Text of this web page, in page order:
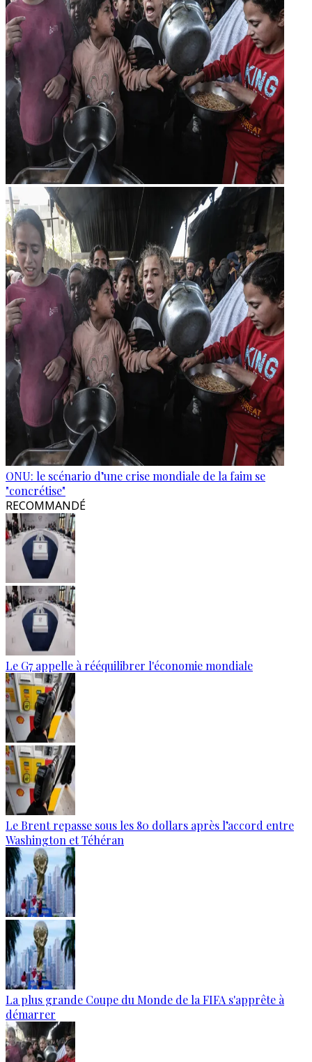
ONU: le scénario d’une crise mondiale de la faim se
"concrétise"
RECOMMANDÉ
Le G7 appelle à rééquilibrer l'économie mondiale
Le Brent repasse sous les 80 dollars après l’accord entre
Washington et Téhéran
La plus grande Coupe du Monde de la FIFA s'apprête à
démarrer